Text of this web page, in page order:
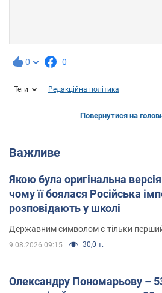
0 0
Теги Редакційна політика
Повернутися на
Важливе
Якою була оригінальна
чому її боялася Російська
розповідають у школі
Державним символом є тільки перший
9.08.2026 09:15 30,0 т.
Олександру Пономарьову –